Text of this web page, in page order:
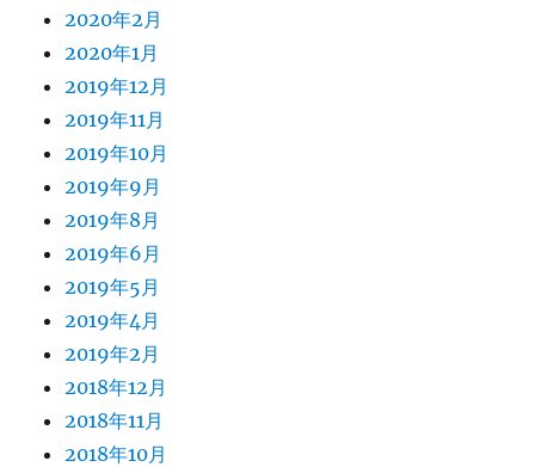
2020年2月
2020年1月
2019年12月
2019年11月
2019年10月
2019年9月
2019年8月
2019年6月
2019年5月
2019年4月
2019年2月
2018年12月
2018年11月
2018年10月